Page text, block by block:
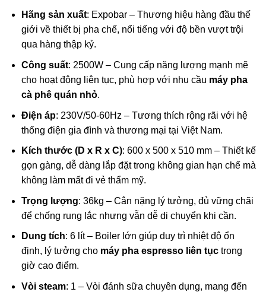
Hãng sản xuất: Expobar – Thương hiệu hàng đầu thế
giới về thiết bị pha chế, nổi tiếng với độ bền vượt trội
qua hàng thập kỷ.
Công suất: 2500W – Cung cấp năng lượng mạnh mẽ
cho hoạt động liên tục, phù hợp với nhu cầu máy pha
cà phê quán nhỏ.
Điện áp: 230V/50-60Hz – Tương thích rộng rãi với hệ
thống điện gia đình và thương mại tại Việt Nam.
Kích thước (D x R x C): 600 x 500 x 510 mm – Thiết kế
gọn gàng, dễ dàng lắp đặt trong không gian hạn chế mà
không làm mất đi vẻ thẩm mỹ.
Trọng lượng: 36kg – Cân nặng lý tưởng, đủ vững chãi
để chống rung lắc nhưng vẫn dễ di chuyển khi cần.
Dung tích: 6 lít – Boiler lớn giúp duy trì nhiệt độ ổn
định, lý tưởng cho máy pha espresso liên tụctrong
giờ cao điểm.
Vòi steam: 1 – Vòi đánh sữa chuyên dụng, mang đến